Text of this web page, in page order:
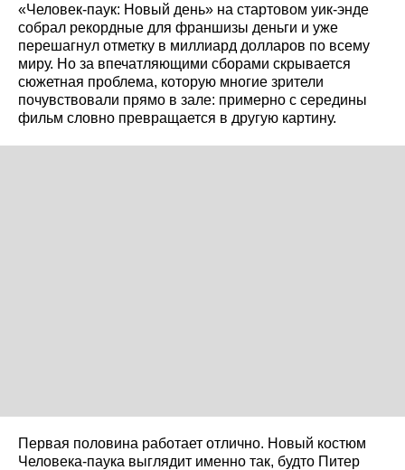
«Человек-паук: Новый день» на стартовом уик-энде
собрал рекордные для франшизы деньги и уже
перешагнул отметку в миллиард долларов по всему
миру. Но за впечатляющими сборами скрывается
сюжетная проблема, которую многие зрители
почувствовали прямо в зале: примерно с середины
фильм словно превращается в другую картину.
Первая половина работает отлично. Новый костюм
Человека-паука выглядит именно так, будто Питер